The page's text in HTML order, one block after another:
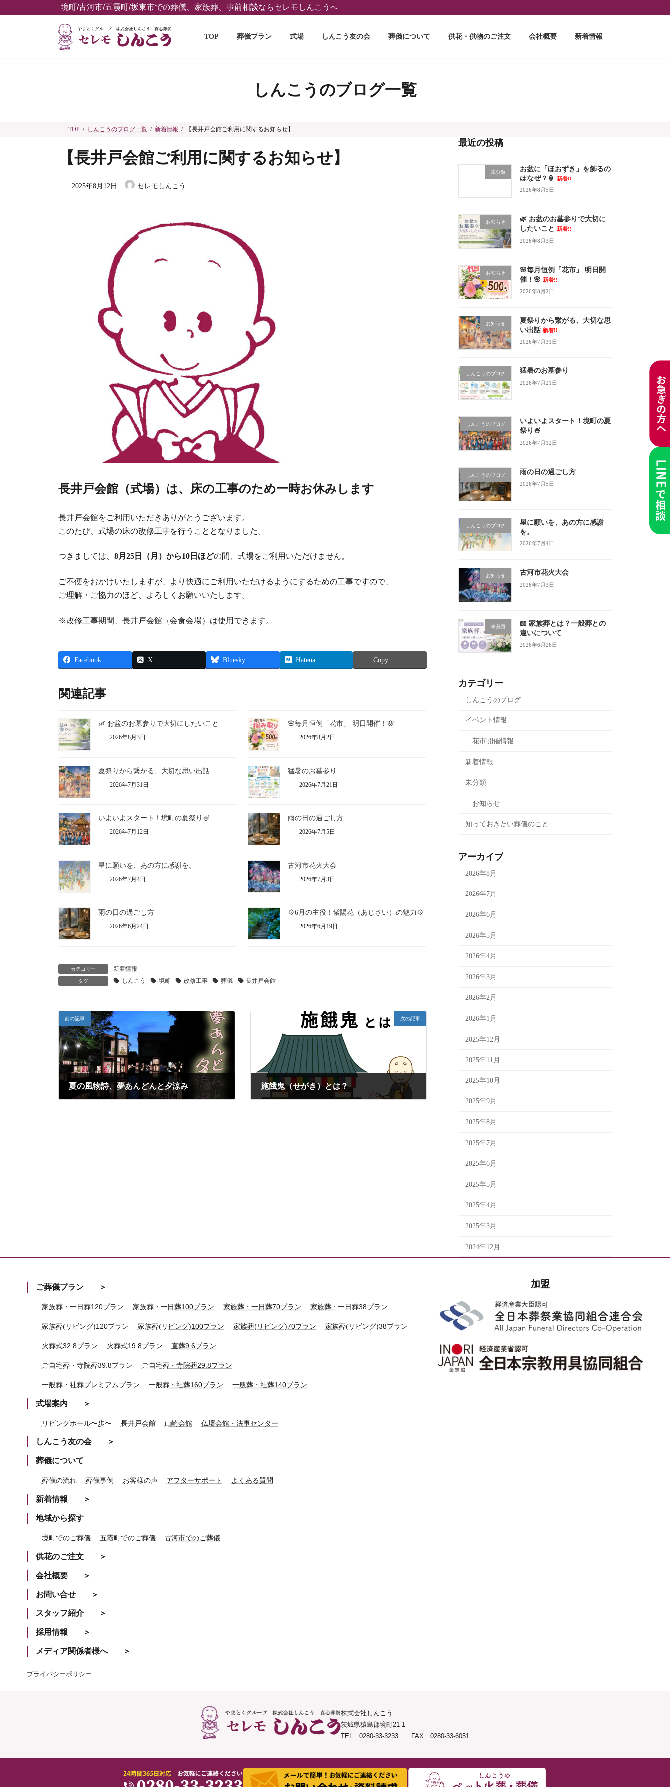
ン
ビ
境町/古河市/五霞町/坂東市での葬儀、家族葬、事前相談ならセレモしんこうへ
TOP 葬儀プラン 式場 しんこう友の会 葬儀について 供花・供物のご注文 会社概要 新着情報
しんこうのブログ一覧
TOP しんこうのブログ一覧 新着情報 【長井戸会館ご利用に関するお知らせ】
【長井戸会館ご利用に関するお知らせ】
2025年8月12日 セレモしんこう
長井戸会館（式場）は、床の工事のため一時お休みします
長井戸会館をご利用いただきありがとうございます。
このたび、式場の床の改修工事を行うこととなりました。
つきましては、 8月25日（月）から10日ほどの間、式場をご利用いただけません。
ご不便をおかけいたしますが、より快適にご利用いただけるようにするための工事ですので、
ご理解・ご協力のほど、よろしくお願いいたします。
※改修工事期間、長井戸会館（会食会場）は使用できます。
Facebook X Bluesky Hatena Copy
関連記事
🌿 お盆のお墓参りで大切にしたいこと
2026年8月3日
🌸毎月恒例「花市」 明日開催！🌸
2026年8月2日
夏祭りから繋がる、大切な思い出話
2026年7月31日
猛暑のお墓参り
2026年7月21日
いよいよスタート！境町の夏祭り🍧
2026年7月12日
雨の日の過ごし方
2026年7月5日
星に願いを、あの方に感謝を。
2026年7月4日
古河市花火大会
2026年7月3日
雨の日の過ごし方
2026年6月24日
💠6月の主役！紫陽花（あじさい）の魅力💠
2026年6月19日
カテゴリー 新着情報
タグ しんこう 境町 改修工事 葬儀 長井戸会館
前の記事
夏の風物詩、夢あんどんと夕涼み
次の記事
施餓鬼（せがき）とは？
最近の投稿
未分類
お盆に「ほおずき」を飾るの
はなぜ？🏮
新着!!
2026年8月5日
お知らせ
🌿 お盆のお墓参りで大切に
したいこと 新着!!
2026年8月3日
お知らせ
🌸毎月恒例「花市」 明日開
催！🌸 新着!!
2026年8月2日
お知らせ
夏祭りから繋がる、大切な思
い出話 新着!!
2026年7月31日
しんこうのブログ 猛暑のお墓参り
2026年7月21日
しんこうのブログ
いよいよスタート！境町の夏
祭り🍧
2026年7月12日
しんこうのブログ 雨の日の過ごし方
2026年7月5日
しんこうのブログ
星に願いを、あの方に感謝
を。
2026年7月4日
お知らせ 古河市花火大会
2026年7月3日
未分類
📖 家族葬とは？一般葬との
違いについて
2026年6月26日
カテゴリー
しんこうのブログ
イベント情報
花市開催情報
新着情報
未分類
お知らせ
知っておきたい葬儀のこと
アーカイブ
2026年8月
2026年7月
2026年6月
2026年5月
2026年4月
2026年3月
2026年2月
2026年1月
2025年12月
2025年11月
2025年10月
2025年9月
2025年8月
2025年7月
2025年6月
2025年5月
2025年4月
2025年3月
2024年12月
ご葬儀プラン
家族葬・一日葬120プラン 家族葬・一日葬100プラン 家族葬・一日葬70プラン 家族葬・一日葬38プラン
家族葬(リビング)120プラン 家族葬(リビング)100プラン 家族葬(リビング)70プラン 家族葬(リビング)38プラン
火葬式32.8プラン 火葬式19.8プラン 直葬9.6プラン
ご自宅葬・寺院葬39.8プラン ご自宅葬・寺院葬29.8プラン
一般葬・社葬プレミアムプラン 一般葬・社葬160プラン 一般葬・社葬140プラン
式場案内
リビングホール〜歩〜 長井戸会館 山崎会館 仏壇会館・法事センター
しんこう友の会
葬儀について
葬儀の流れ 葬儀事例 お客様の声 アフターサポート よくある質問
新着情報
地域から探す
境町でのご葬儀 五霞町でのご葬儀 古河市でのご葬儀
供花のご注文
会社概要
お問い合せ
スタッフ紹介
採用情報
メディア関係者様へ
プライバシーポリシー
加盟
株式会社しんこう
茨城県猿島郡境町21-1
TEL 0280-33-3233 FAX 0280-33-6051